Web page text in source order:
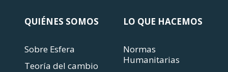
QUIÉNES SOMOS
Sobre Esfera
Teoría del cambio
LO QUE HACEMOS
Normas
Humanitarias